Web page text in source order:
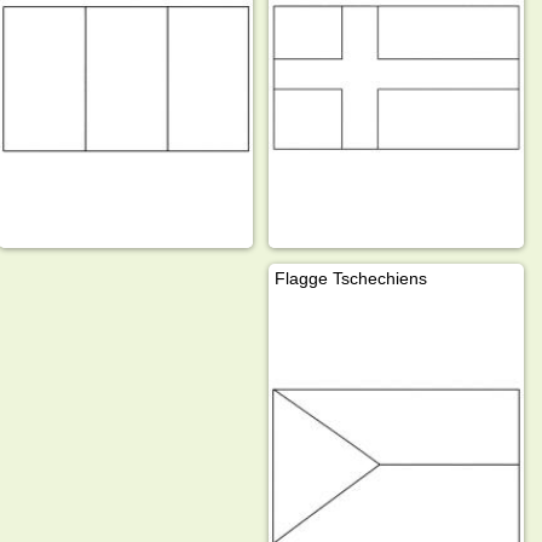
Flagge Tschechiens